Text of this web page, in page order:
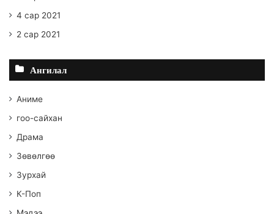
4 сар 2021
2 сар 2021
Ангилал
Аниме
гоо-сайхан
Драма
Зөвөлгөө
Зурхай
К-Поп